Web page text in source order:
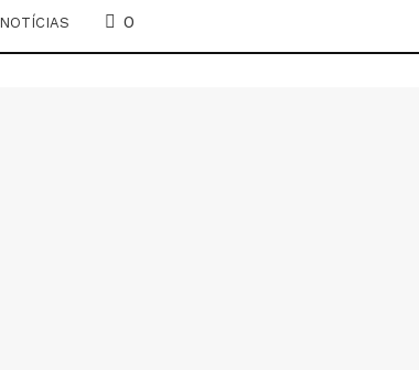
NOTÍCIAS 0